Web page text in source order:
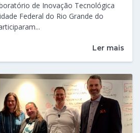
de Inovação Tecnológica
Federal do Rio Grande do
Ler mais